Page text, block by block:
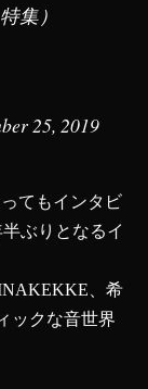
集）
25, 2019
てもインタビ
ぶりとなるイ
、希
ックな音世界